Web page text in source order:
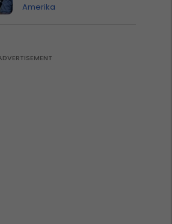
Amerika